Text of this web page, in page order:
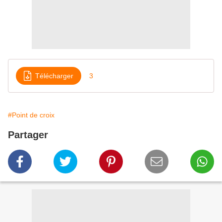
Télécharger 3
#Point de croix
Partager